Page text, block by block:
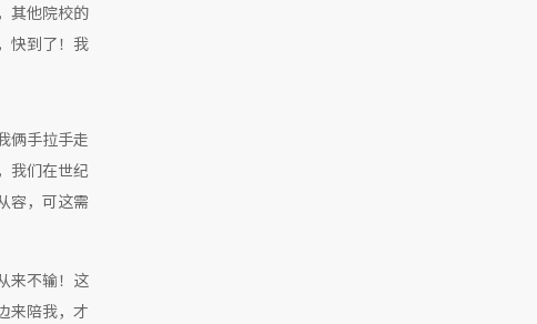
其他院校的
快到了！我
俩手拉手走
我们在世纪
容，可这需
来不输！这
来陪我，才